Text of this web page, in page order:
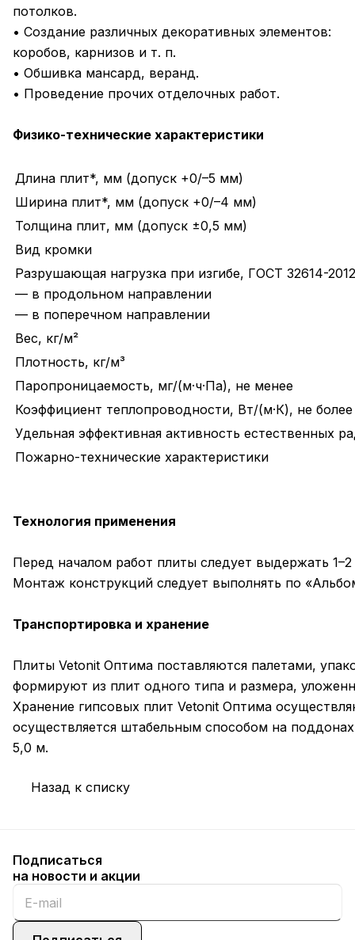
потолков.
• Создание различных декоративных элементов:
коробов, карнизов и т. п.
• Обшивка мансард, веранд.
• Проведение прочих отделочных работ.
Физико-технические характеристики
Длина плит*, мм (допуск +0/–5 мм)
Ширина плит*, мм (допуск +0/–4 мм)
Толщина плит, мм (допуск ±0,5 мм)
Вид кромки
Разрушающая нагрузка при изгибе, ГОСТ 32614-
— в продольном направлении
— в поперечном направлении
Вес, кг/м²
Плотность, кг/м³
Паропроницаемость, мг/(м·ч·Па), не менее
Коэффициент теплопроводности, Вт/(м·К), не более
Удельная эффективная активность естественных
Пожарно-технические характеристики
Технология применения
Перед началом работ плиты следует выдержать
Монтаж конструкций следует выполнять по
Транспортировка и хранение
Плиты Vetonit Оптима поставляются палетами,
формируют из плит одного типа и размера,
Хранение гипсовых плит Vetonit Оптима
осуществляется штабельным способом на
5,0 м.
Назад к списку
Подписаться
на новости и акции